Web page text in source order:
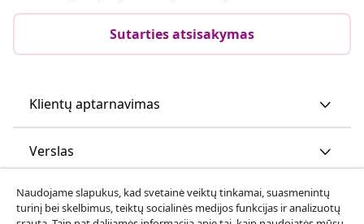
Sutarties atsisakymas
Klientų aptarnavimas
Verslas
vidaXL
Naudojame slapukus, kad svetainė veiktų tinkamai, suasmenintų
turinį bei skelbimus, teiktų socialinės medijos funkcijas ir analizuotų